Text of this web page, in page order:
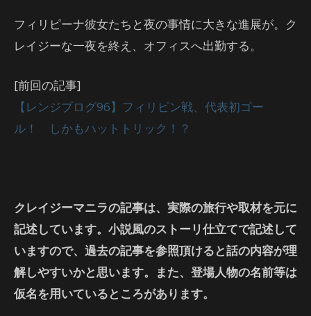
フィリピーナ彼女たちと夜の事情に大きな進展が。ク
レイジーな一夜を終え、オフィスへ出勤する。
[前回の記事]
【レンジブログ96】フィリピン戦、代表初ゴー
ル！ しかもハットトリック！？
クレイジーマニラの記事は、実際の旅行や取材を元に
記述しています。小説風のストーリ仕立てで記述して
いますので、過去の記事を参照頂けると話の内容が理
解しやすいかと思います。また、登場人物の名前等は
仮名を用いているところがあります。